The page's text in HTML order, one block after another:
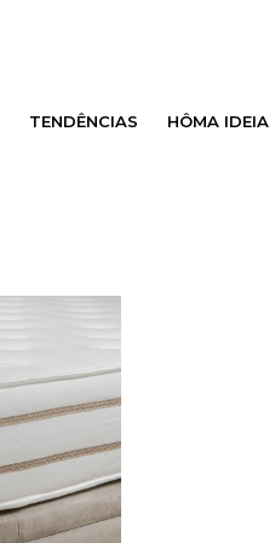
TENDÊNCIAS HÔMA IDEIA